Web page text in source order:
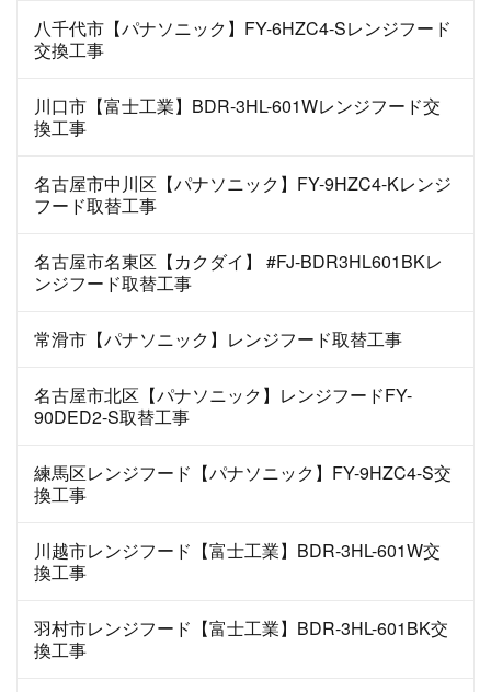
八千代市【パナソニック】FY-6HZC4-Sレンジフード
交換工事
川口市【富士工業】BDR-3HL-601Wレンジフード交
換工事
名古屋市中川区【パナソニック】FY-9HZC4-Kレンジ
フード取替工事
名古屋市名東区【カクダイ】 #FJ-BDR3HL601BKレ
ンジフード取替工事
常滑市【パナソニック】レンジフード取替工事
名古屋市北区【パナソニック】レンジフードFY-
90DED2-S取替工事
練馬区レンジフード【パナソニック】FY-9HZC4-S交
換工事
川越市レンジフード【富士工業】BDR-3HL-601W交
換工事
羽村市レンジフード【富士工業】BDR-3HL-601BK交
換工事